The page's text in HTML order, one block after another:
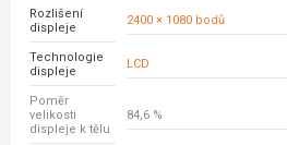
Rozlišení
displeje
2400 × 1080 bodů
Technologie
displeje
LCD
Poměr
velikosti
displeje k tělu
84,6 %